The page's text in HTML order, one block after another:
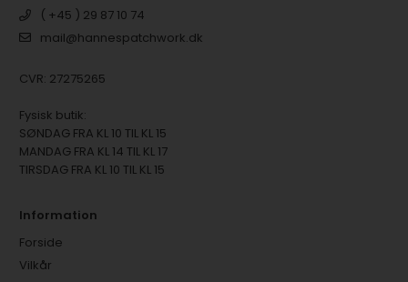
( +45 ) 29 87 10 74
mail@hannespatchwork.dk
CVR: 27275265
Fysisk butik:
SØNDAG FRA KL 10 TIL KL 15
MANDAG FRA KL 14 TIL KL 17
TIRSDAG FRA KL 10 TIL KL 15
Information
Forside
Vilkår